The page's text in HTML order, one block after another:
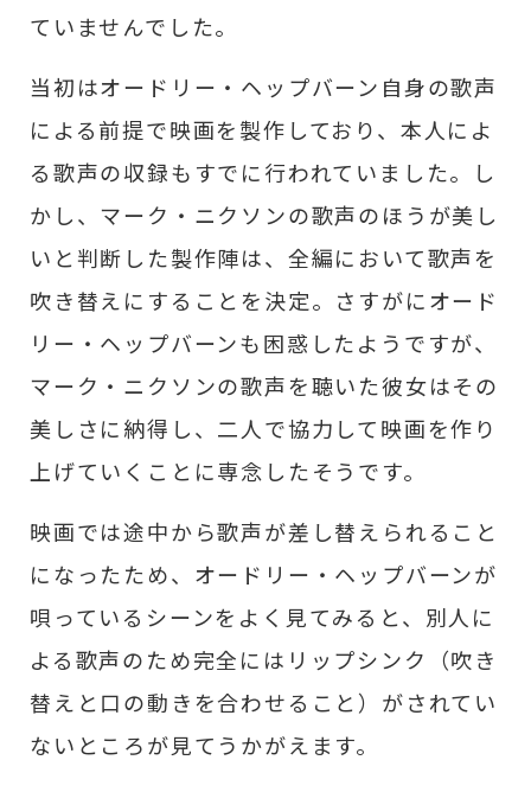
ていませんでした。
当初はオードリー・ヘップバーン自身の歌声
による前提で映画を製作しており、本人によ
る歌声の収録もすでに行われていました。し
かし、マーク・ニクソンの歌声のほうが美し
いと判断した製作陣は、全編において歌声を
吹き替えにすることを決定。さすがにオード
リー・ヘップバーンも困惑したようですが、
マーク・ニクソンの歌声を聴いた彼女はその
美しさに納得し、二人で協力して映画を作り
上げていくことに専念したそうです。
映画では途中から歌声が差し替えられること
になったため、オードリー・ヘップバーンが
唄っているシーンをよく見てみると、別人に
よる歌声のため完全にはリップシンク（吹き
替えと口の動きを合わせること）がされてい
ないところが見てうかがえます。